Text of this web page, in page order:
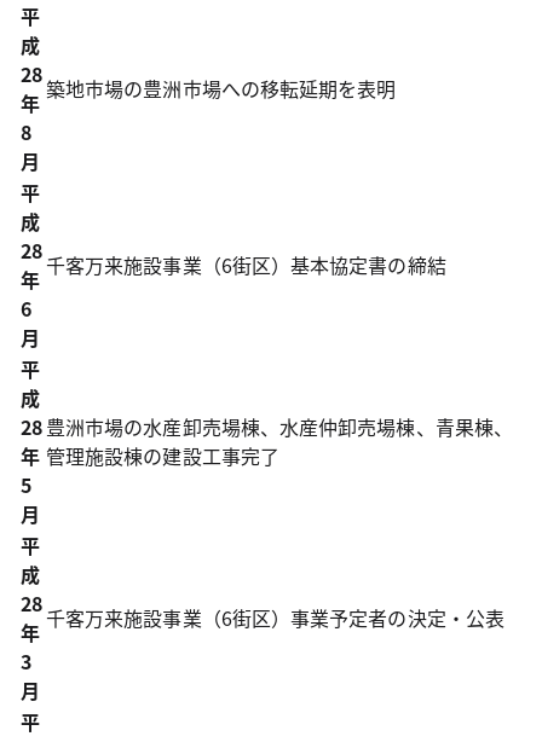
平
成
28
年
8
月
築地市場の豊洲市場への移転延期を表明
平
成
28
年
6
月
千客万来施設事業（6街区）基本協定書の締結
平
成
28
年
5
月
豊洲市場の水産卸売場棟、水産仲卸売場棟、青果棟、
管理施設棟の建設工事完了
平
成
28
年
3
月
千客万来施設事業（6街区）事業予定者の決定・公表
平